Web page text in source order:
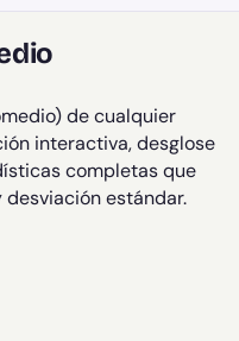
de cualquier
interactiva, desglose
completas que
desviación estándar.